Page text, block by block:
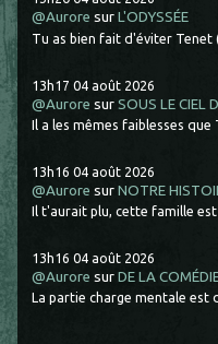
@Aurore surL'ODYSSÉE
Tu as bien fait d'éviter Tenet
13h17 04 août 2026
@Aurore surSOUS LE CIEL
Il a les mêmes faiblesses que
13h16 04 août 2026
@Aurore surNOTRE
Il t'aurait plu, cette famille
13h16 04 août 2026
@Aurore surDE LA
La partie charge mentale est